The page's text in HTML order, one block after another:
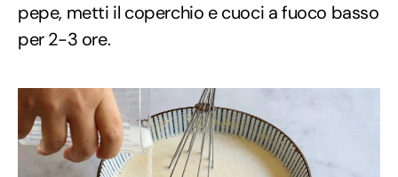
pepe, metti il coperchio e cuoci a fuoco basso
per 2-3 ore.